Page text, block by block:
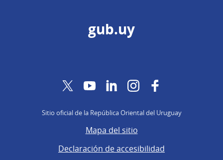
gub.uy
TwitterYouTubeLinkedInInstagram
Sitio oficial de la República Oriental del Uruguay
Mapa del sitio
Declaración de accesibilidad